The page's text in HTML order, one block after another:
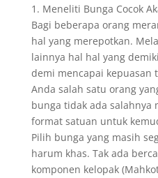
1. Meneliti Bunga Cocok
Bagi beberapa orang
hal yang merepotkan.
lainnya hal hal yang
demi mencapai kepuasan
Anda salah satu orang
bunga tidak ada salahnya
format satuan untuk
Pilih bunga yang masih
harum khas. Tak ada
komponen kelopak